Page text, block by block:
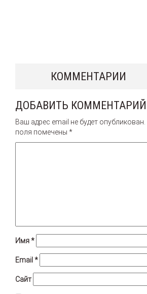
КОММЕНТАРИИ
ДОБАВИТЬ КОММЕНТАРИЙ
Ваш адрес email не будет опубликован.
поля помечены *
Имя*
Email *
Сайт